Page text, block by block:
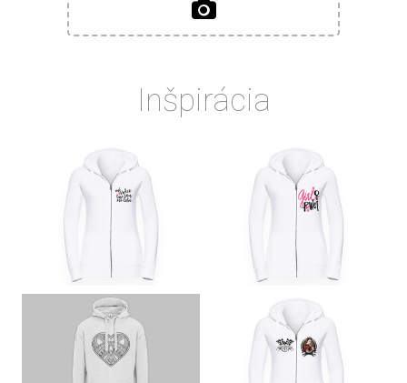
Inšpirácia